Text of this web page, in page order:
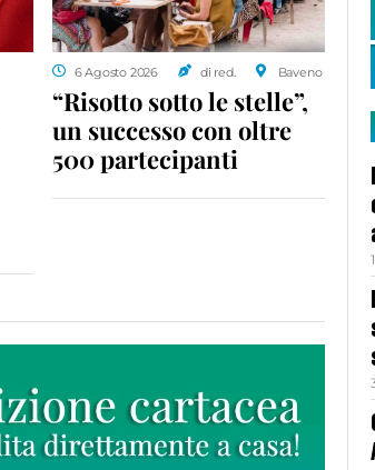
6 Agosto 2026 di red. Baveno
“Risotto sotto le stelle”,
un successo con oltre
500 partecipanti